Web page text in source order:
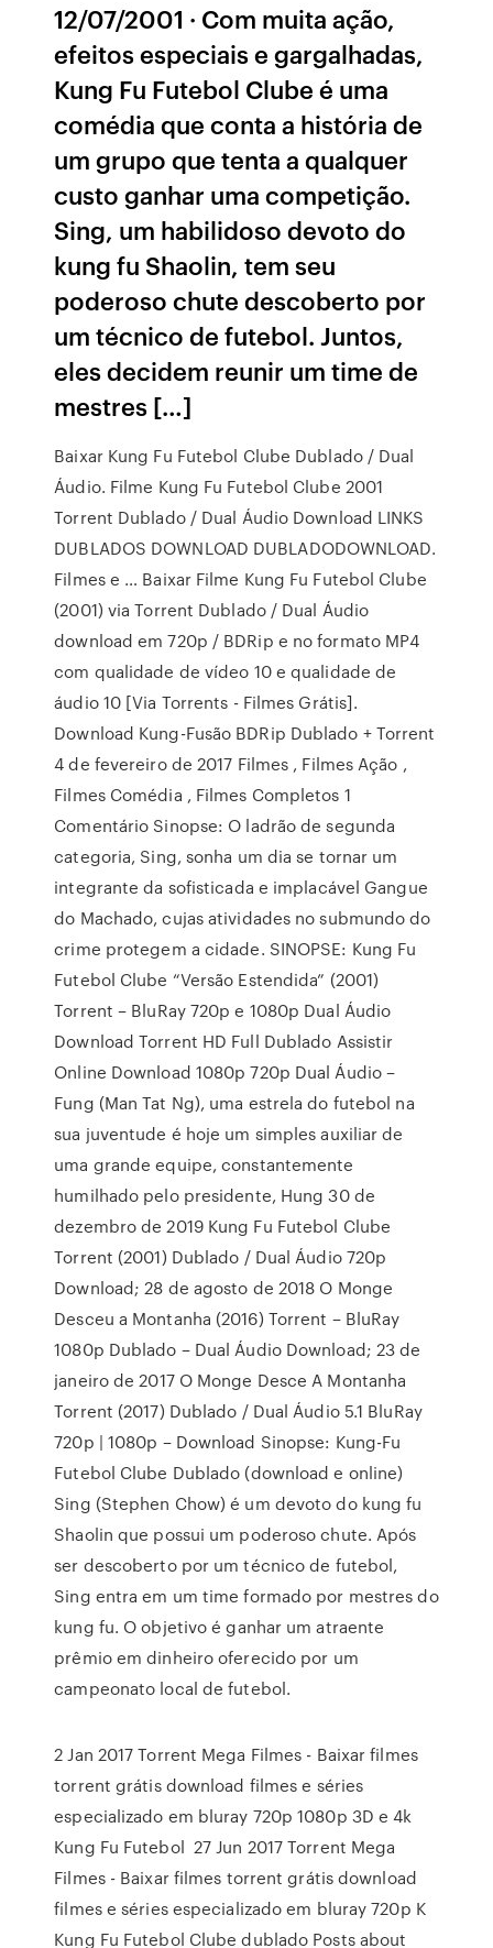
12/07/2001 · Com muita ação,
efeitos especiais e gargalhadas,
Kung Fu Futebol Clube é uma
comédia que conta a história de
um grupo que tenta a qualquer
custo ganhar uma competição.
Sing, um habilidoso devoto do
kung fu Shaolin, tem seu
poderoso chute descoberto por
um técnico de futebol. Juntos,
eles decidem reunir um time de
mestres […]
Baixar Kung Fu Futebol Clube Dublado / Dual
Áudio. Filme Kung Fu Futebol Clube 2001
Torrent Dublado / Dual Áudio Download LINKS
DUBLADOS DOWNLOAD DUBLADODOWNLOAD.
Filmes e … Baixar Filme Kung Fu Futebol Clube
(2001) via Torrent Dublado / Dual Áudio
download em 720p / BDRip e no formato MP4
com qualidade de vídeo 10 e qualidade de
áudio 10 [Via Torrents - Filmes Grátis].
Download Kung-Fusão BDRip Dublado + Torrent
4 de fevereiro de 2017 Filmes , Filmes Ação ,
Filmes Comédia , Filmes Completos 1
Comentário Sinopse: O ladrão de segunda
categoria, Sing, sonha um dia se tornar um
integrante da sofisticada e implacável Gangue
do Machado, cujas atividades no submundo do
crime protegem a cidade. SINOPSE: Kung Fu
Futebol Clube “Versão Estendida” (2001)
Torrent – BluRay 720p e 1080p Dual Áudio
Download Torrent HD Full Dublado Assistir
Online Download 1080p 720p Dual Áudio –
Fung (Man Tat Ng), uma estrela do futebol na
sua juventude é hoje um simples auxiliar de
uma grande equipe, constantemente
humilhado pelo presidente, Hung 30 de
dezembro de 2019 Kung Fu Futebol Clube
Torrent (2001) Dublado / Dual Áudio 720p
Download; 28 de agosto de 2018 O Monge
Desceu a Montanha (2016) Torrent – BluRay
1080p Dublado – Dual Áudio Download; 23 de
janeiro de 2017 O Monge Desce A Montanha
Torrent (2017) Dublado / Dual Áudio 5.1 BluRay
720p | 1080p – Download Sinopse: Kung-Fu
Futebol Clube Dublado (download e online)
Sing (Stephen Chow) é um devoto do kung fu
Shaolin que possui um poderoso chute. Após
ser descoberto por um técnico de futebol,
Sing entra em um time formado por mestres do
kung fu. O objetivo é ganhar um atraente
prêmio em dinheiro oferecido por um
campeonato local de futebol.
2 Jan 2017 Torrent Mega Filmes - Baixar filmes
torrent grátis download filmes e séries
especializado em bluray 720p 1080p 3D e 4k
Kung Fu Futebol 27 Jun 2017 Torrent Mega
Filmes - Baixar filmes torrent grátis download
filmes e séries especializado em bluray 720p K
Kung Fu Futebol Clube dublado Posts about